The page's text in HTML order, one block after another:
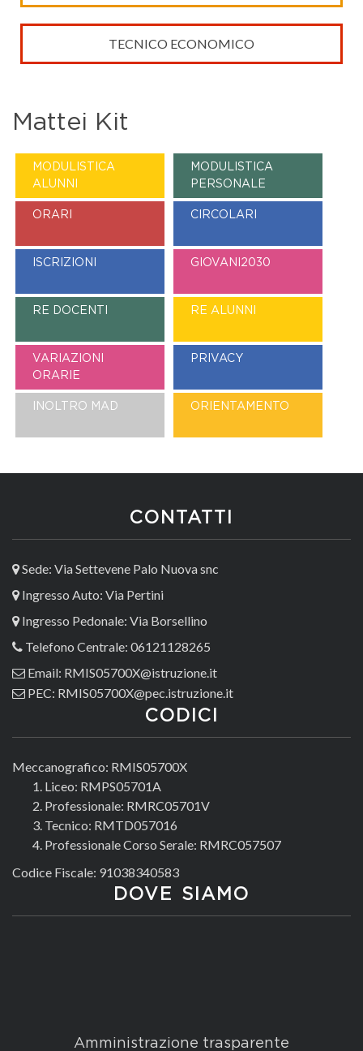
TECNICO ECONOMICO
Mattei Kit
MODULISTICA
ALUNNI
MODULISTICA
PERSONALE
ORARI CIRCOLARI
ISCRIZIONI GIOVANI2030
RE DOCENTI RE ALUNNI
VARIAZIONI
ORARIE
PRIVACY
INOLTRO MAD ORIENTAMENTO
CONTATTI
Sede: Via Settevene Palo Nuova snc
Ingresso Auto: Via Pertini
Ingresso Pedonale: Via Borsellino
Telefono Centrale: 06121128265
Email: RMIS05700X@istruzione.it
PEC: RMIS05700X@pec.istruzione.it
CODICI
Meccanografico: RMIS05700X
Liceo: RMPS05701A
Professionale: RMRC05701V
Tecnico: RMTD057016
Professionale Corso Serale: RMRC057507
Codice Fiscale: 91038340583
DOVE SIAMO
Amministrazione trasparente